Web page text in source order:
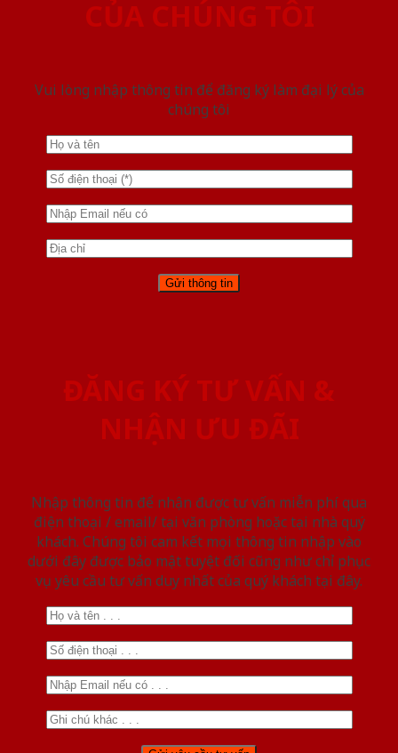
CỦA CHÚNG TÔI
Vui lòng nhập thông tin để đăng ký làm đại lý của
chúng tôi
ĐĂNG KÝ TƯ VẤN &
NHẬN ƯU ĐÃI
Nhập thông tin để nhận được tư vấn miễn phí qua
điện thoại / email/ tại văn phòng hoặc tại nhà quý
khách. Chúng tôi cam kết mọi thông tin nhập vào
dưới đây được bảo mật tuyệt đối cũng như chỉ phục
vụ yêu cầu tư vấn duy nhất của quý khách tại đây.